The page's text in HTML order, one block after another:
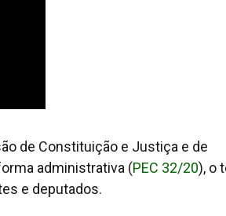
de Constituição e Justiça e de
administrativa (PEC 32/20), o
e deputados.